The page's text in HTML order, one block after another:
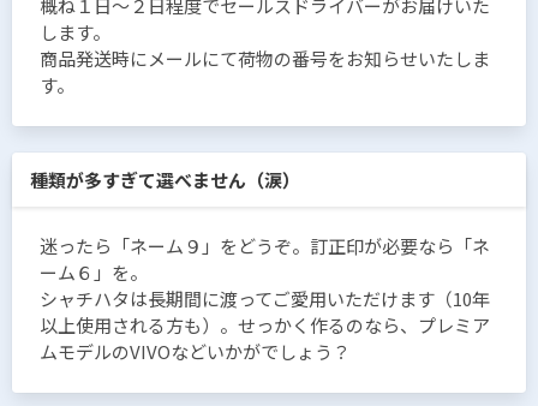
概ね１日〜２日程度でセールスドライバーがお届けいた
します。
商品発送時にメールにて荷物の番号をお知らせいたしま
す。
種類が多すぎて選べません（涙）
迷ったら「ネーム９」をどうぞ。訂正印が必要なら「ネ
ーム６」を。
シャチハタは長期間に渡ってご愛用いただけます（10年
以上使用される方も）。せっかく作るのなら、プレミア
ムモデルのVIVOなどいかがでしょう？